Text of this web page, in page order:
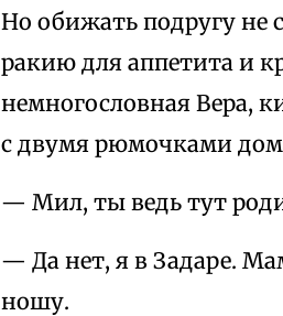
Но обижать подругу не
ракию для аппетита и
немногословная Вера,
с двумя рюмочками
— Мил, ты ведь тут
— Да нет, я в Задаре.
ношу.